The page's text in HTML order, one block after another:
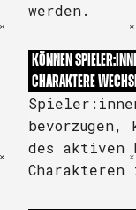
werden.
KÖNNEN
CHARAKTERE
bevorzugen,
des aktiven
Charakteren